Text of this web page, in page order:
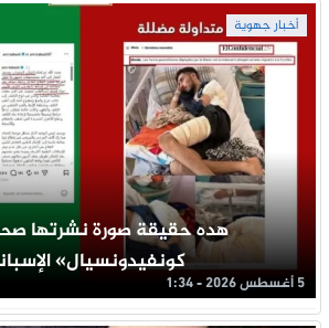
أخبار جهوية
هده حقيقة صورة نشرتها
كونفيدونسيال»
5 أغسطس 2026 - 1:34